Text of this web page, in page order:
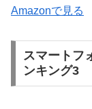
Amazonで見る
スマートフ
ンキング3